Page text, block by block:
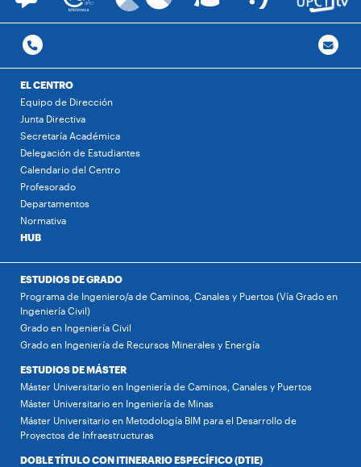
EL CENTRO
Equipo de Dirección
Junta Directiva
Secretaría Académica
Delegación de Estudiantes
Calendario del Centro
Profesorado
Departamentos
Normativa
HUB
ESTUDIOS DE GRADO
Programa de Ingeniero/a de Caminos, Canales y Puertos (Vía Grado en
Ingeniería Civil)
Grado en Ingeniería Civil
Grado en Ingeniería de Recursos Minerales y Energía
ESTUDIOS DE MÁSTER
Máster Universitario en Ingeniería de Caminos, Canales y Puertos
Máster Universitario en Ingeniería de Minas
Máster Universitario en Metodología BIM para el Desarrollo de
Proyectos de Infraestructuras
DOBLE TÍTULO CON ITINERARIO ESPECÍFICO (DTIE)